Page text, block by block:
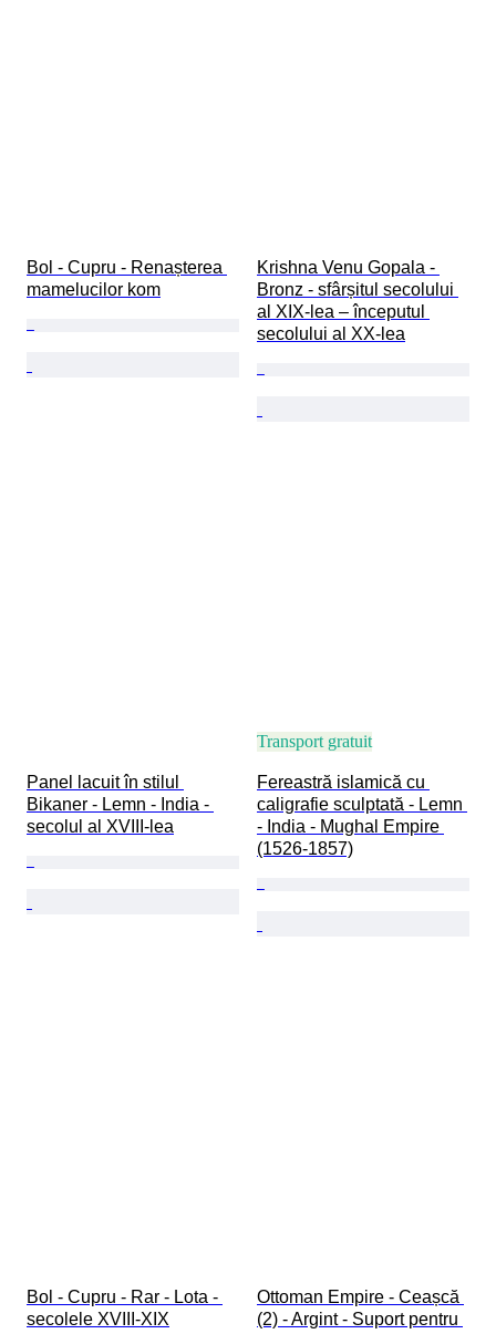
Bol - Cupru - Renașterea
mamelucilor kom
Krishna Venu Gopala -
Bronz - sfârșitul secolului
al XIX-lea – începutul
secolului al XX-lea
Panel lacuit în stilul
Bikaner - Lemn - India -
secolul al XVIII-lea
Transport gratuit
Fereastră islamică cu
caligrafie sculptată - Lemn
- India - Mughal Empire
(1526-1857)
Bol - Cupru - Rar - Lota -
secolele XVIII-XIX
Ottoman Empire - Ceașcă
(2) - Argint - Suport pentru